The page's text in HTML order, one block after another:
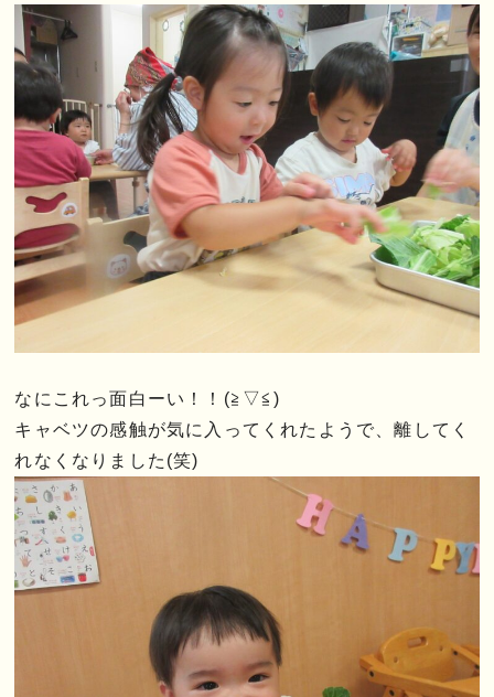
なにこれっ面白ーい！！(≧▽≦)
キャベツの感触が気に入ってくれたようで、離してく
れなくなりました(笑)